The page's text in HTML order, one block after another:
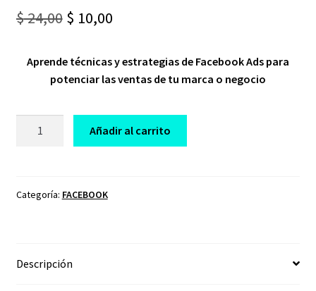
$24,00 Original
was:
$ 10,00Current
is:
Aprende técnicas y estrategias de Facebook Ads para
potenciar las ventas de tu marca o negocio
DE
UNA
Añadir al carrito
Categoría: FACEBOOK
Descripción